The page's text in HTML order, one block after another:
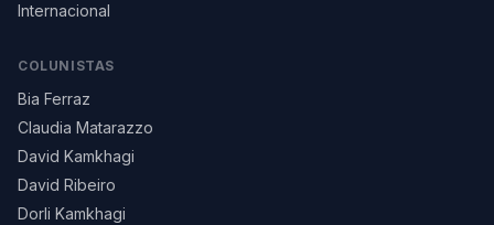
Internacional
COLUNISTAS
Bia Ferraz
Claudia Matarazzo
David Kamkhagi
David Ribeiro
Dorli Kamkhagi